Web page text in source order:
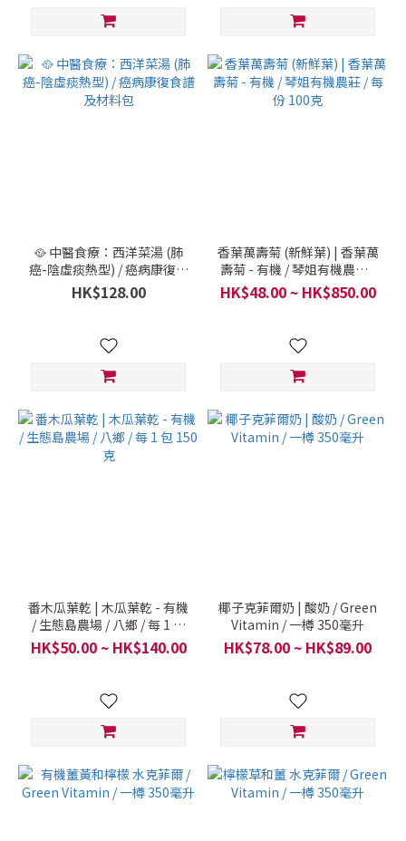
🥘 中醫食療：西洋菜湯 (肺
癌-陰虛痰熱型) / 癌病康復食
譜及材料包
HK$128.00
香葉萬壽菊 (新鮮葉) | 香葉萬
壽菊 - 有機 / 琴姐有機農莊 /
每份 100克
HK$48.00 ~ HK$850.00
番木瓜葉乾 | 木瓜葉乾 - 有機
/ 生態島農場 / 八鄉 / 每 1 包
150克
HK$50.00 ~ HK$140.00
椰子克菲爾奶 | 酸奶 / Green
Vitamin / 一樽 350毫升
HK$78.00 ~ HK$89.00